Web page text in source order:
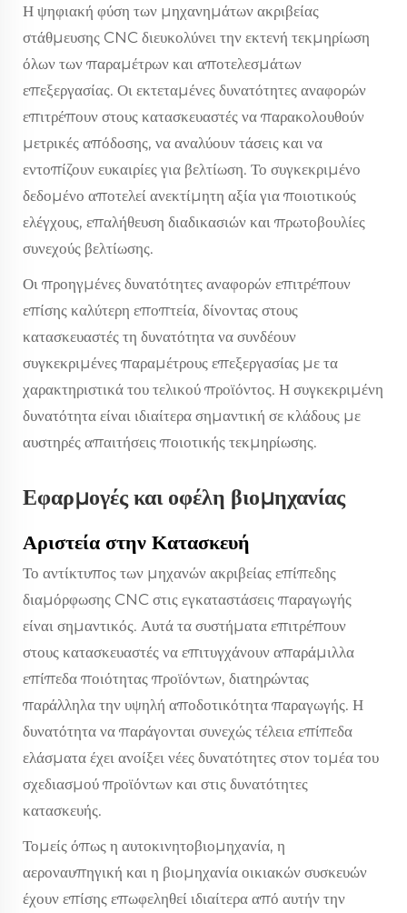
Η ψηφιακή φύση των μηχανημάτων ακριβείας
στάθμευσης CNC διευκολύνει την εκτενή τεκμηρίωση
όλων των παραμέτρων και αποτελεσμάτων
επεξεργασίας. Οι εκτεταμένες δυνατότητες αναφορών
επιτρέπουν στους κατασκευαστές να παρακολουθούν
μετρικές απόδοσης, να αναλύουν τάσεις και να
εντοπίζουν ευκαιρίες για βελτίωση. Το συγκεκριμένο
δεδομένο αποτελεί ανεκτίμητη αξία για ποιοτικούς
ελέγχους, επαλήθευση διαδικασιών και πρωτοβουλίες
συνεχούς βελτίωσης.
Οι προηγμένες δυνατότητες αναφορών επιτρέπουν
επίσης καλύτερη εποπτεία, δίνοντας στους
κατασκευαστές τη δυνατότητα να συνδέουν
συγκεκριμένες παραμέτρους επεξεργασίας με τα
χαρακτηριστικά του τελικού προϊόντος. Η συγκεκριμένη
δυνατότητα είναι ιδιαίτερα σημαντική σε κλάδους με
αυστηρές απαιτήσεις ποιοτικής τεκμηρίωσης.
Εφαρμογές και οφέλη βιομηχανίας
Αριστεία στην Κατασκευή
Το αντίκτυπος των μηχανών ακριβείας επίπεδης
διαμόρφωσης CNC στις εγκαταστάσεις παραγωγής
είναι σημαντικός. Αυτά τα συστήματα επιτρέπουν
στους κατασκευαστές να επιτυγχάνουν απαράμιλλα
επίπεδα ποιότητας προϊόντων, διατηρώντας
παράλληλα την υψηλή αποδοτικότητα παραγωγής. Η
δυνατότητα να παράγονται συνεχώς τέλεια επίπεδα
ελάσματα έχει ανοίξει νέες δυνατότητες στον τομέα του
σχεδιασμού προϊόντων και στις δυνατότητες
κατασκευής.
Τομείς όπως η αυτοκινητοβιομηχανία, η
αεροναυπηγική και η βιομηχανία οικιακών συσκευών
έχουν επίσης επωφεληθεί ιδιαίτερα από αυτήν την